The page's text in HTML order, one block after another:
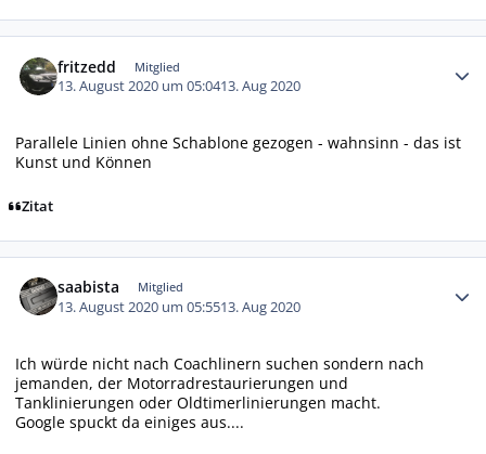
fritzedd Mitglied
13. August 2020 um 05:0413. Aug 2020
Parallele Linien ohne Schablone gezogen - wahnsinn - das ist
Kunst und Können
Zitat
saabista Mitglied
13. August 2020 um 05:5513. Aug 2020
Ich würde nicht nach Coachlinern suchen sondern nach
jemanden, der Motorradrestaurierungen und
Tanklinierungen oder Oldtimerlinierungen macht.
Google spuckt da einiges aus....